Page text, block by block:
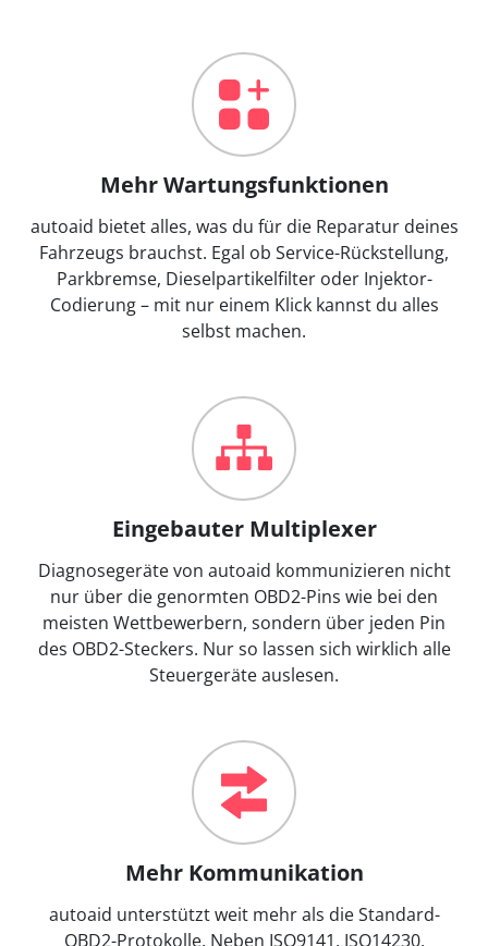
Mehr Wartungsfunktionen
autoaid bietet alles, was du für die Reparatur deines
Fahrzeugs brauchst. Egal ob Service-Rückstellung,
Parkbremse, Dieselpartikelfilter oder Injektor-
Codierung – mit nur einem Klick kannst du alles
selbst machen.
Eingebauter Multiplexer
Diagnosegeräte von autoaid kommunizieren nicht
nur über die genormten OBD2-Pins wie bei den
meisten Wettbewerbern, sondern über jeden Pin
des OBD2-Steckers. Nur so lassen sich wirklich alle
Steuergeräte auslesen.
Mehr Kommunikation
autoaid unterstützt weit mehr als die Standard-
OBD2-Protokolle. Neben ISO9141, ISO14230,